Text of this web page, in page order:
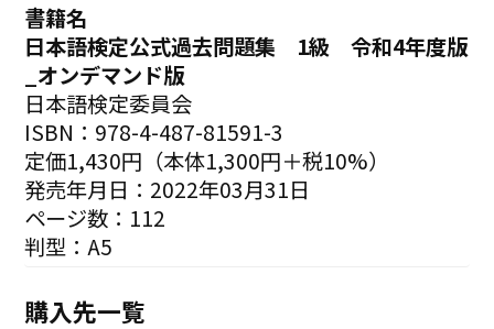
書籍名
日本語検定公式過去問題集 1級 令和4年度版
_オンデマンド版
日本語検定委員会
ISBN：978-4-487-81591-3
定価1,430円（本体1,300円＋税10%）
発売年月日：2022年03月31日
ページ数：112
判型：A5
購入先一覧